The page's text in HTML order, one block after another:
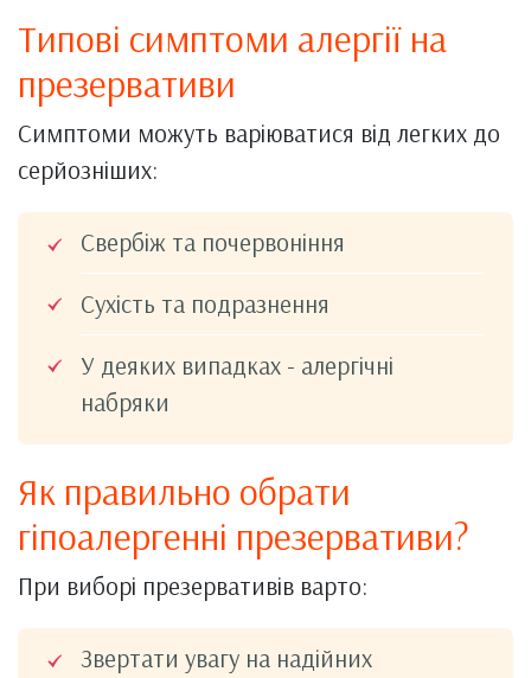
Типові симптоми алергії на
презервативи
Симптоми можуть варіюватися від легких до
серйозніших:
Свербіж та почервоніння
Сухість та подразнення
У деяких випадках - алергічні
набряки
Як правильно обрати
гіпоалергенні презервативи?
При виборі презервативів варто:
Звертати увагу на надійних